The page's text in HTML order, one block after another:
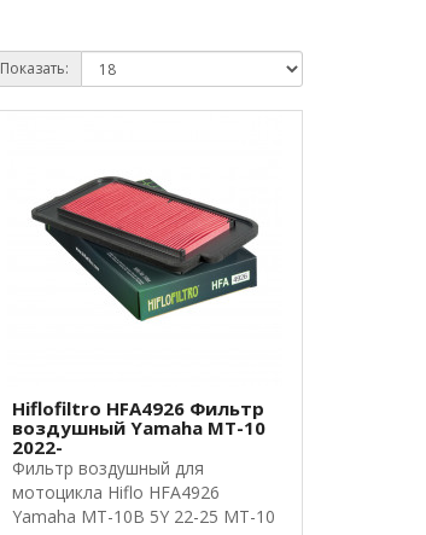
Показать:
Hiflofiltro HFA4926 Фильтр
воздушный Yamaha MT-10
2022-
Фильтр воздушный для
мотоцикла Hiflo HFA4926
Yamaha MT-10B 5Y 22-25 MT-10